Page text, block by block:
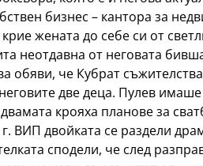
бизнес – кантора за
жената до себе си от
неотдавна от неговата
обяви, че Кубрат
две деца. Пулев
крояха планове за
ВИП двойката се раздели
сподели, че след